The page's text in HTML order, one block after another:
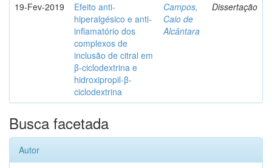
19-Fev-2019
Efeito anti-
hiperalgésico e anti-
inflamatório dos
complexos de
inclusão de citral em
β-ciclodextrina e
hidroxipropil-β-
ciclodextrina
Campos,
Caio de
Alcântara
Dissertação
Busca facetada
Autor